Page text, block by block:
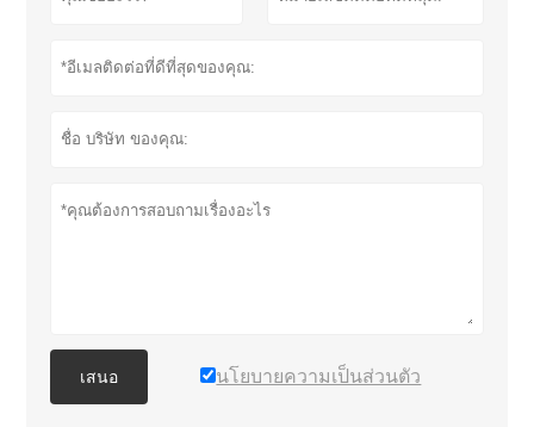
เสนอ นโยบายความเป็นส่วนตัว